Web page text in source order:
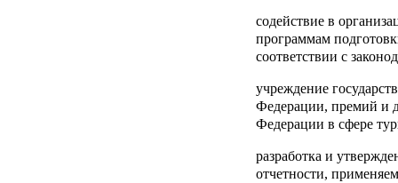
содействие в
программам
соответствии с
учреждение
Федерации, премий и
Федерации в сфере
разработка и
отчетности,